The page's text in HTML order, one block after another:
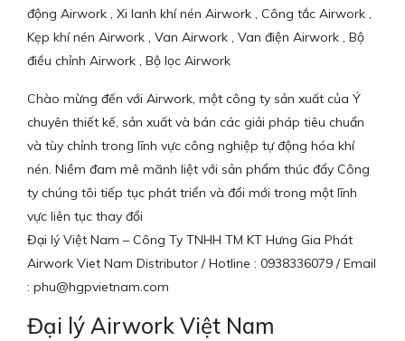
động Airwork , Xi lanh khí nén Airwork , Công tắc Airwork ,
Kẹp khí nén Airwork , Van Airwork , Van điện Airwork , Bộ
điều chỉnh Airwork , Bộ lọc Airwork
Chào mừng đến với Airwork, một công ty sản xuất của Ý
chuyên thiết kế, sản xuất và bán các giải pháp tiêu chuẩn
và tùy chỉnh trong lĩnh vực công nghiệp tự động hóa khí
nén. Niềm đam mê mãnh liệt với sản phẩm thúc đẩy Công
ty chúng tôi tiếp tục phát triển và đổi mới trong một lĩnh
vực liên tục thay đổi
Đại lý Việt Nam – Công Ty TNHH TM KT Hưng Gia Phát
Airwork Viet Nam Distributor / Hotline : 0938336079 / Email
: phu@hgpvietnam.com
Đại lý Airwork Việt Nam